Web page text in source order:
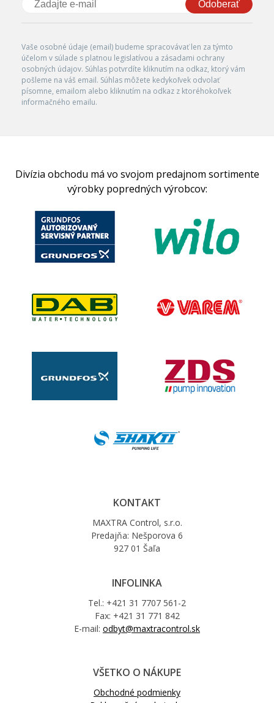
Odoberať
Vaše osobné údaje (email) budeme spracovávať len za týmto
účelom v súlade s platnou legislatívou a zásadami ochrany
osobných údajov. Súhlas potvrdíte kliknutím na odkaz, ktorý vám
pošleme na váš email. Súhlas môžete kedykoľvek odvolať
písomne, emailom alebo kliknutím na odkaz z ktoréhokoľvek
informačného emailu.
Divízia obchodu má vo svojom predajnom sortimente
výrobky popredných výrobcov:
KONTAKT
MAXTRA Control, s.r.o.
Predajňa: Nešporova 6
927 01 Šaľa
INFOLINKA
Tel.: +421 31 7707 561-2
Fax: +421 31 771 842
E-mail: odbyt@maxtracontrol.sk
VŠETKO O NÁKUPE
Obchodné podmienky